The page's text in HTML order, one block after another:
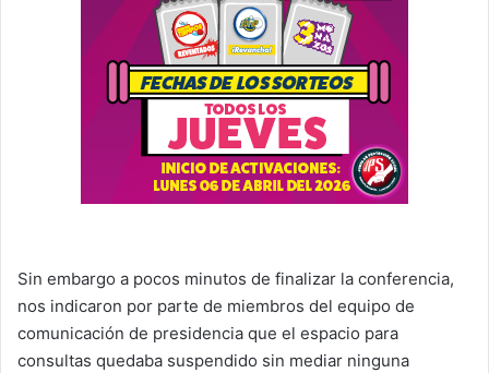
Sin embargo a pocos minutos de finalizar la conferencia,
nos indicaron por parte de miembros del equipo de
comunicación de presidencia que el espacio para
consultas quedaba suspendido sin mediar ninguna